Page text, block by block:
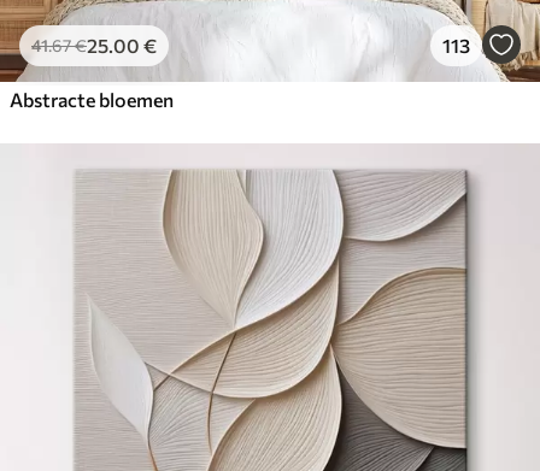
41.67€25.00 € 113
Abstracte bloemen